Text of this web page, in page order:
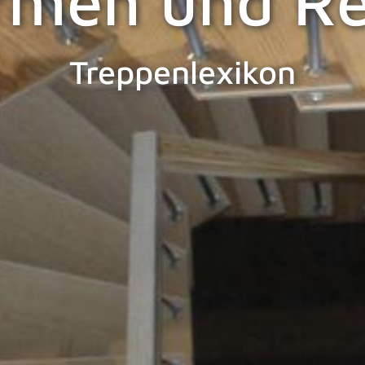
Treppenlexikon